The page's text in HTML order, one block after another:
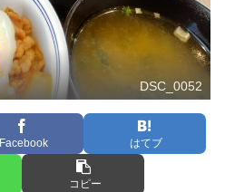
DSC_0052
Facebook はてブ
コピー